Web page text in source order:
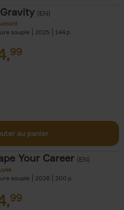
(EN)
souple
2025 144
99
au panier
Your Career (EN)
souple
2026 200
99